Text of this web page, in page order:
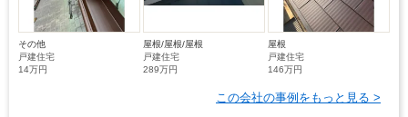
その他
戸建住宅
14万円
屋根/屋根/屋根
戸建住宅
289万円
屋根
戸建住宅
146万円
この会社の事例をもっと見る >